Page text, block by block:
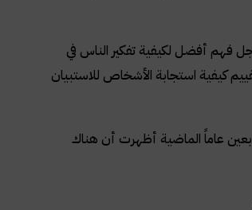
فهم أفضل لكيفية تفكير الناس في
كيفية استجابة الأشخاص للاستبيان
عاماً الماضية أظهرت أن هناك